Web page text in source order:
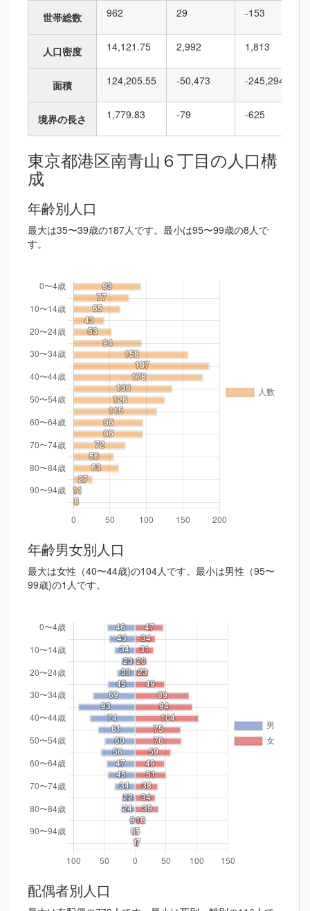
世帯総数 962 29 -153
人口密度 14,121.75 2,992 1,813
面積 124,205.55 -50,473 -245,294
境界の長さ 1,779.83 -79 -625
東京都港区南青山６丁目の人口構
成
年齢別人口
最大は35〜39歳の187人です。最小は95〜99歳の8人で
す。
年齢男女別人口
最大は女性（40〜44歳)の104人です。最小は男性（95〜
99歳)の1人です。
配偶者別人口